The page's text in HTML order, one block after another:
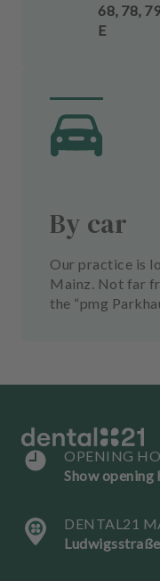
68, 78,
E
By car
Our practice is
Mainz. Not far
the “pmg
OPENING
Show opening
DENTAL21